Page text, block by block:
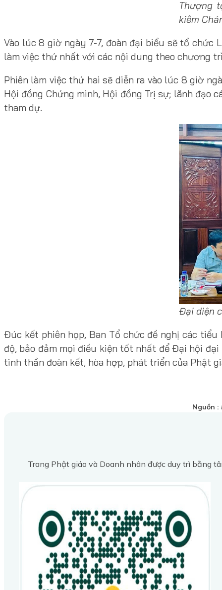
Thượng
kiêm
Vào lúc 8 giờ ngày 7-7, đoàn đại biểu sẽ tổ
làm việc thứ nhất với các nội dung theo chương
Phiên làm việc thứ hai sẽ diễn ra vào lúc 8 giờ
Hội đồng Chứng minh, Hội đồng Trị sự; lãnh đạo
tham dự.
Đại diện
Đúc kết phiên họp, Ban Tổ chức đề nghị các
độ, bảo đảm mọi điều kiện tốt nhất để Đại hội
tinh thần đoàn kết, hòa hợp, phát triển của Phật
Nguồn :
Trang Phật giáo và Doanh nhân được duy trì bằng